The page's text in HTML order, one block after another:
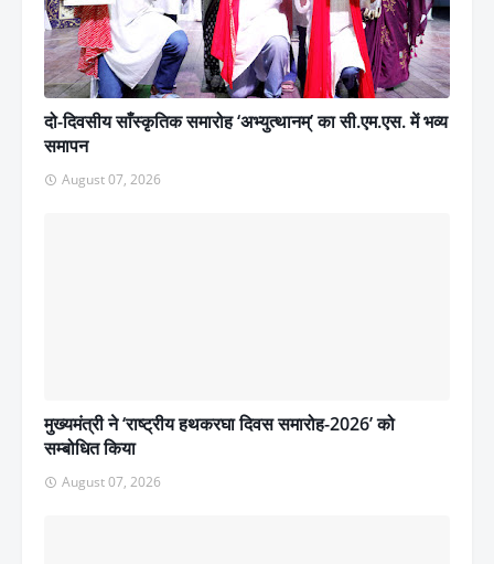
दो-दिवसीय साँस्कृतिक समारोह ‘अभ्युत्थानम्’ का सी.एम.एस. में भव्य
समापन
August 07, 2026
मुख्यमंत्री ने ‘राष्ट्रीय हथकरघा दिवस समारोह-2026’ को
सम्बोधित किया
August 07, 2026